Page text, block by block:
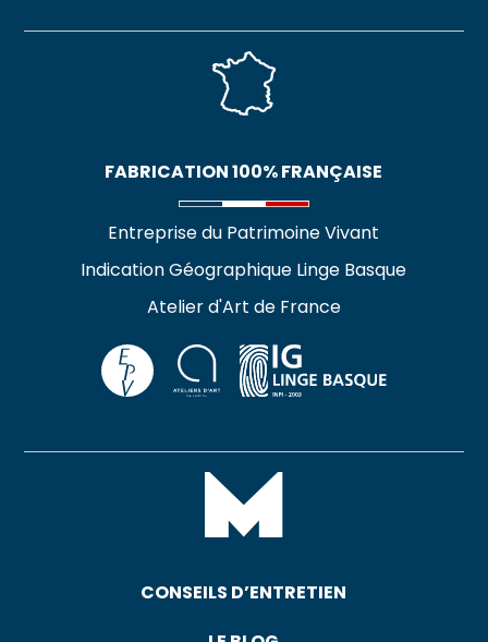
FABRICATION 100% FRANÇAISE
Entreprise du Patrimoine Vivant
Indication Géographique Linge Basque
Atelier d'Art de France
CONSEILS D’ENTRETIEN